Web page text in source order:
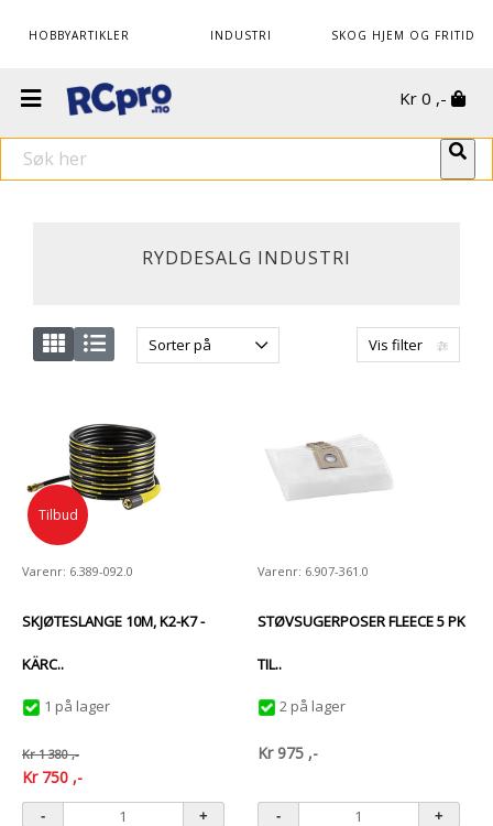
HOBBYARTIKLER INDUSTRI SKOG HJEM OG FRITID
Kr 0 ,-
RYDDESALG INDUSTRI
Vis filter
Sorter på
Tilbud
Varenr: 6.389-092.0
SKJØTESLANGE 10M, K2-K7 -
KÄRC..
1 på lager
Kr1 380,-
Kr 750 ,-
Varenr: 6.907-361.0
STØVSUGERPOSER FLEECE 5 PK
TIL..
2 på lager
Kr 975 ,-